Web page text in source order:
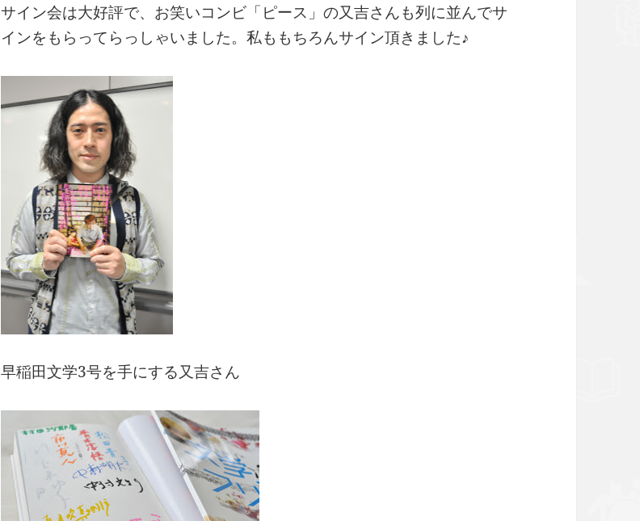
サイン会は大好評で、お笑いコンビ「ピース」の又吉さんも列に並んでサ
インをもらってらっしゃいました。私ももちろんサイン頂きました♪
早稲田文学3号を手にする又吉さん